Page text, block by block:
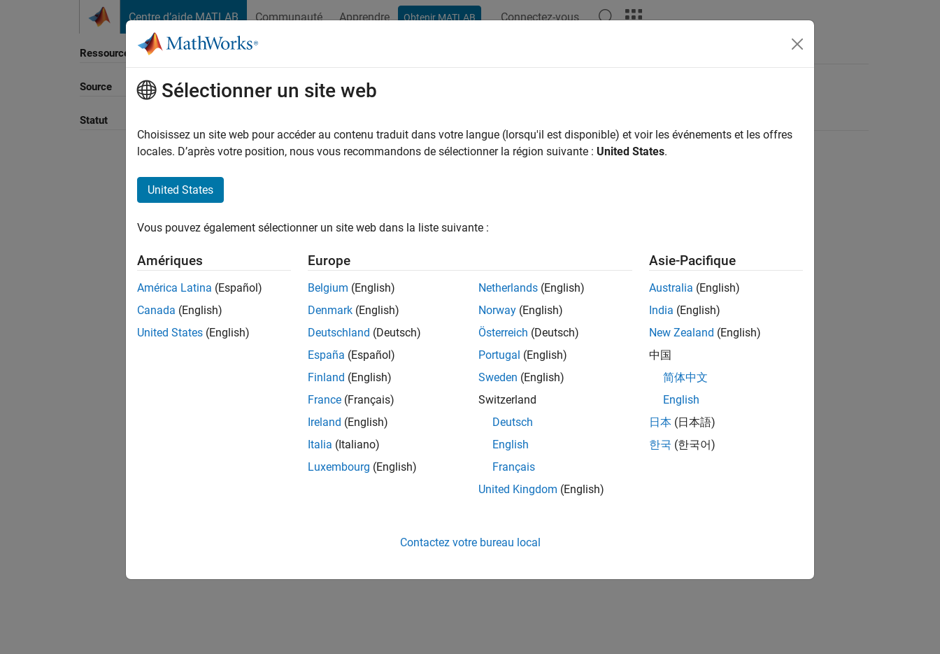
Centre d’aide MATLAB Communauté Apprendre Obtenir MATLAB Connectez-vous
Ressource
Source
Statut
Trier par
Sélectionner un site web
Choisissez un site web pour accéder au contenu traduit dans votre langue (lorsqu'il est disponible) et voir les événements et les offres
locales. D’après votre position, nous vous recommandons de sélectionner la région suivante : United States.
United States
Vous pouvez également sélectionner un site web dans la liste suivante :
Amériques
América Latina (Español)
Canada (English)
United States (English)
Europe
Belgium (English)
Denmark (English)
Deutschland (Deutsch)
España (Español)
Finland (English)
France (Français)
Ireland (English)
Italia (Italiano)
Luxembourg (English)
Netherlands (English)
Norway (English)
Österreich (Deutsch)
Portugal (English)
Sweden (English)
Switzerland
Deutsch
English
Français
United Kingdom (English)
Asie-Pacifique
Australia (English)
India (English)
New Zealand (English)
中国
简体中文
English
日本 (日本語)
한국 (한국어)
Contactez votre bureau local